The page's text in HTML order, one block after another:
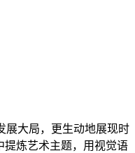
展大局，更生动地展现时
提炼艺术主题，用视觉语